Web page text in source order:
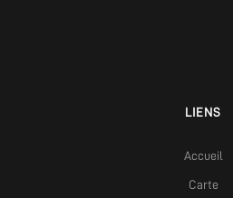
LIENS
Accueil
Carte